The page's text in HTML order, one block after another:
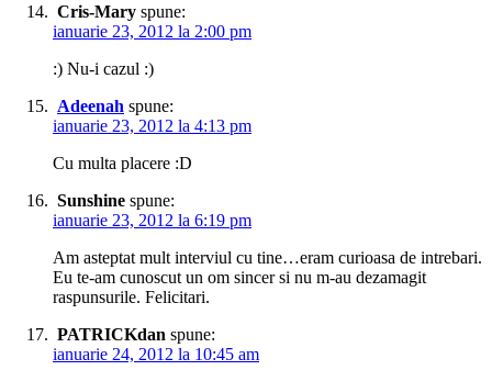
Cris-Mary spune:
ianuarie 23, 2012 la 2:00 pm
:) Nu-i cazul :)
Adeenah spune:
ianuarie 23, 2012 la 4:13 pm
Cu multa placere :D
Sunshine spune:
ianuarie 23, 2012 la 6:19 pm
Am asteptat mult interviul cu tine…eram curioasa de intrebari.
Eu te-am cunoscut un om sincer si nu m-au dezamagit
raspunsurile. Felicitari.
PATRICKdan spune:
ianuarie 24, 2012 la 10:45 am